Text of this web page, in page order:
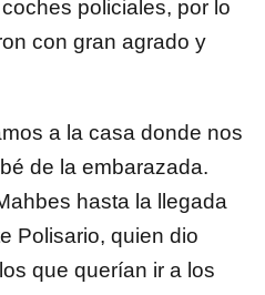
policiales, por lo
con gran agrado y
a la casa donde nos
de la embarazada.
hasta la llegada
Polisario, quien dio
que querían ir a los